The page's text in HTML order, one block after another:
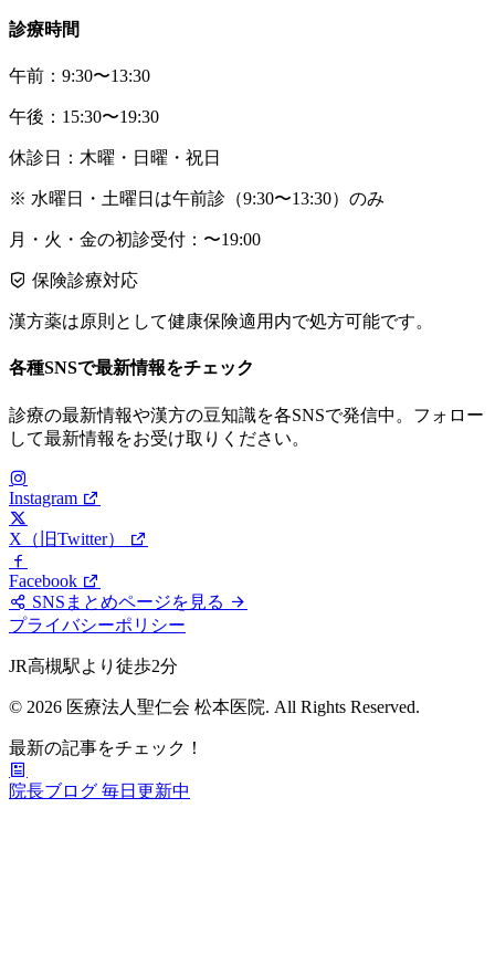
診療時間
午前：9:30〜13:30
午後：15:30〜19:30
休診日：木曜・日曜・祝日
※ 水曜日・土曜日は午前診（9:30〜13:30）のみ
月・火・金の初診受付：〜19:00
保険診療対応
漢方薬は原則として健康保険適用内で処方可能です。
各種SNSで最新情報をチェック
診療の最新情報や漢方の豆知識を各SNSで発信中。フォロー
して最新情報をお受け取りください。
Instagram
X（旧Twitter）
Facebook
SNSまとめページを見る
プライバシーポリシー
JR高槻駅より徒歩2分
© 2026 医療法人聖仁会 松本医院. All Rights Reserved.
最新の記事をチェック！
院長ブログ 毎日更新中